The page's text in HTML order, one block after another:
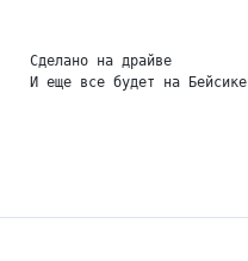
Сделано на драйве
И еще все будет на Бейсике